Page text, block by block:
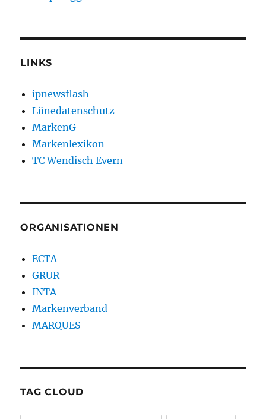
LINKS
ipnewsflash
Lünedatenschutz
MarkenG
Markenlexikon
TC Wendisch Evern
ORGANISATIONEN
ECTA
GRUR
INTA
Markenverband
MARQUES
TAG CLOUD